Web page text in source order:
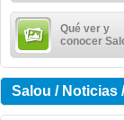
Qué ver y
conocer
Salou / Noticias